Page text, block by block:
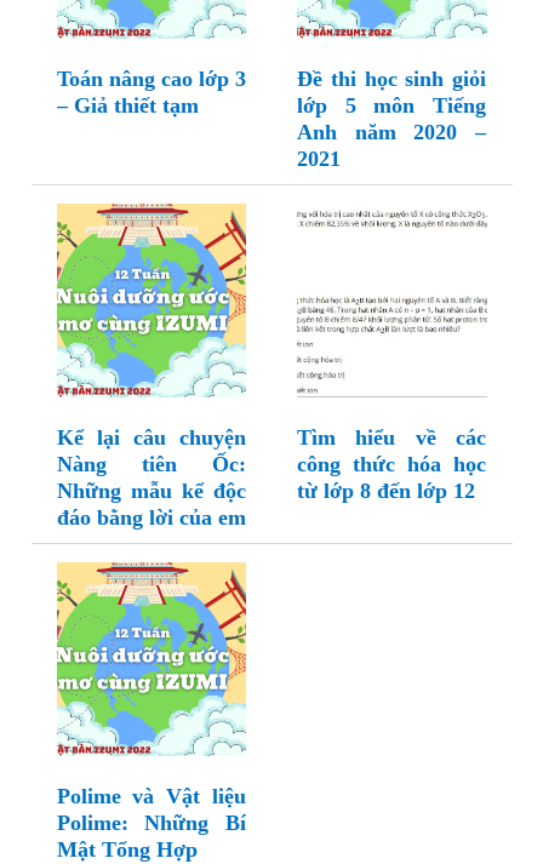
Toán nâng cao lớp 3
– Giả thiết tạm
Đề thi học sinh giỏi
lớp 5 môn Tiếng
Anh năm 2020 –
2021
Kể lại câu chuyện
Nàng tiên Ốc:
Những mẫu kể độc
đáo bằng lời của em
Tìm hiểu về các
công thức hóa học
từ lớp 8 đến lớp 12
Polime và Vật liệu
Polime: Những Bí
Mật Tổng Hợp